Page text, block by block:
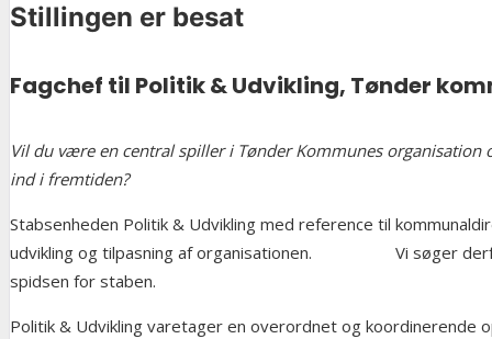
Stillingen er besat
Fagchef til Politik & Udvikling, Tønder
Vil du være en central spiller i Tønder Kommunes
ind i fremtiden?
Stabsenheden Politik & Udvikling med reference til
udvikling og tilpasning af organisationen. Vi søger derfor
spidsen for staben.
Politik & Udvikling varetager en overordnet og koordinerende